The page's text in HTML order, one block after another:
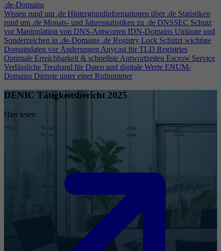
.de-Domains
Wissen rund um .de Hintergrundinformationen über .de Statistiken
rund um .de Monats- und Jahresstatistiken zu .de DNSSEC Schutz
vor Manipulation von DNS-Antworten IDN-Domains Umlaute und
Sonderzeichen in .de-Domains .de Registry Lock Schützt wichtige
Domaindaten vor ÄnderungenAnycast für TLD Registries
Optimale Erreichbarkeit & schnellste Antwortzeiten Escrow Service
Verlässliche Treuhand für Daten und digitale Werte ENUM-
Domains Dienste unter einer Rufnummer
DENIC Tätigkeitsbericht 2025
Hier lesen